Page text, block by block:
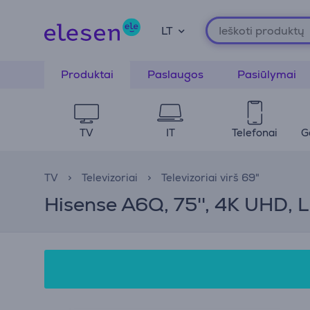
LT
Produktai Paslaugos Pasiūlymai
TV IT Telefonai
TV Televizoriai Televizoriai virš 69"
Hisense A6Q, 75'', 4K UHD,